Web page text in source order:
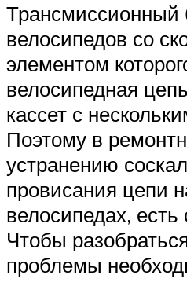
Трансмиссионный
велосипедов со
элементом
велосипедная
кассет с
Поэтому в
устранению
провисания цепи
велосипедах,
Чтобы
проблемы